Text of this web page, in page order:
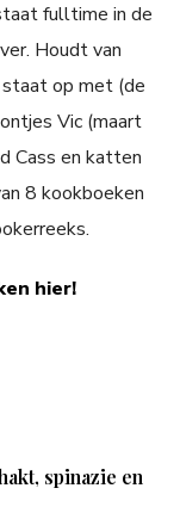
fulltime in de
Houdt van
staat op met (de
Vic (maart
Cass en katten
8 kookboeken
hier!
spinazie en